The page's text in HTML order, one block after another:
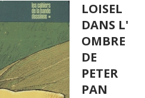
LOISEL
DANS L'
OMBRE
DE
PETER
PAN